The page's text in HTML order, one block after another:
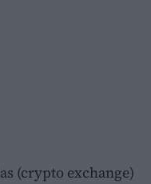
(crypto exchange)